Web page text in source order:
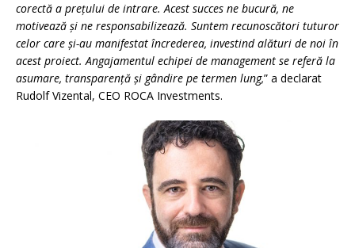
corectă a prețului de intrare. Acest succes ne bucură, ne
motivează și ne responsabilizează. Suntem recunoscători tuturor
celor care și-au manifestat încrederea, investind alături de noi în
acest proiect. Angajamentul echipei de management se referă la
asumare, transparență și gândire pe termen lung,” a declarat
Rudolf Vizental, CEO ROCA Investments.